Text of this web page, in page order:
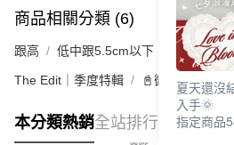
商品相關分類 (6)
跟高 低中跟5.5cm以下
The Edit｜季度特輯 📓微甜加氛樂福
本分類熱銷全站排行
夏天還沒
入手🌞
指定商品